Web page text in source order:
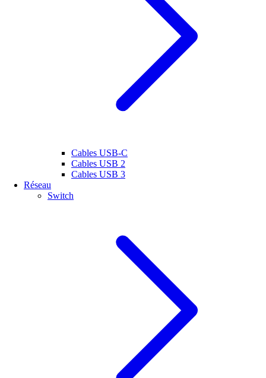
Cables USB-C
Cables USB 2
Cables USB 3
Réseau
Switch